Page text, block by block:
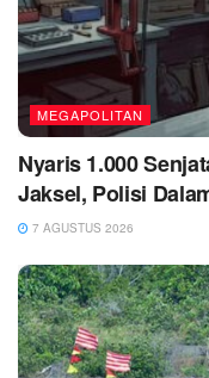
MEGAPOLITAN
Nyaris 1.000
Jaksel, Polisi
7 AGUSTUS 2026